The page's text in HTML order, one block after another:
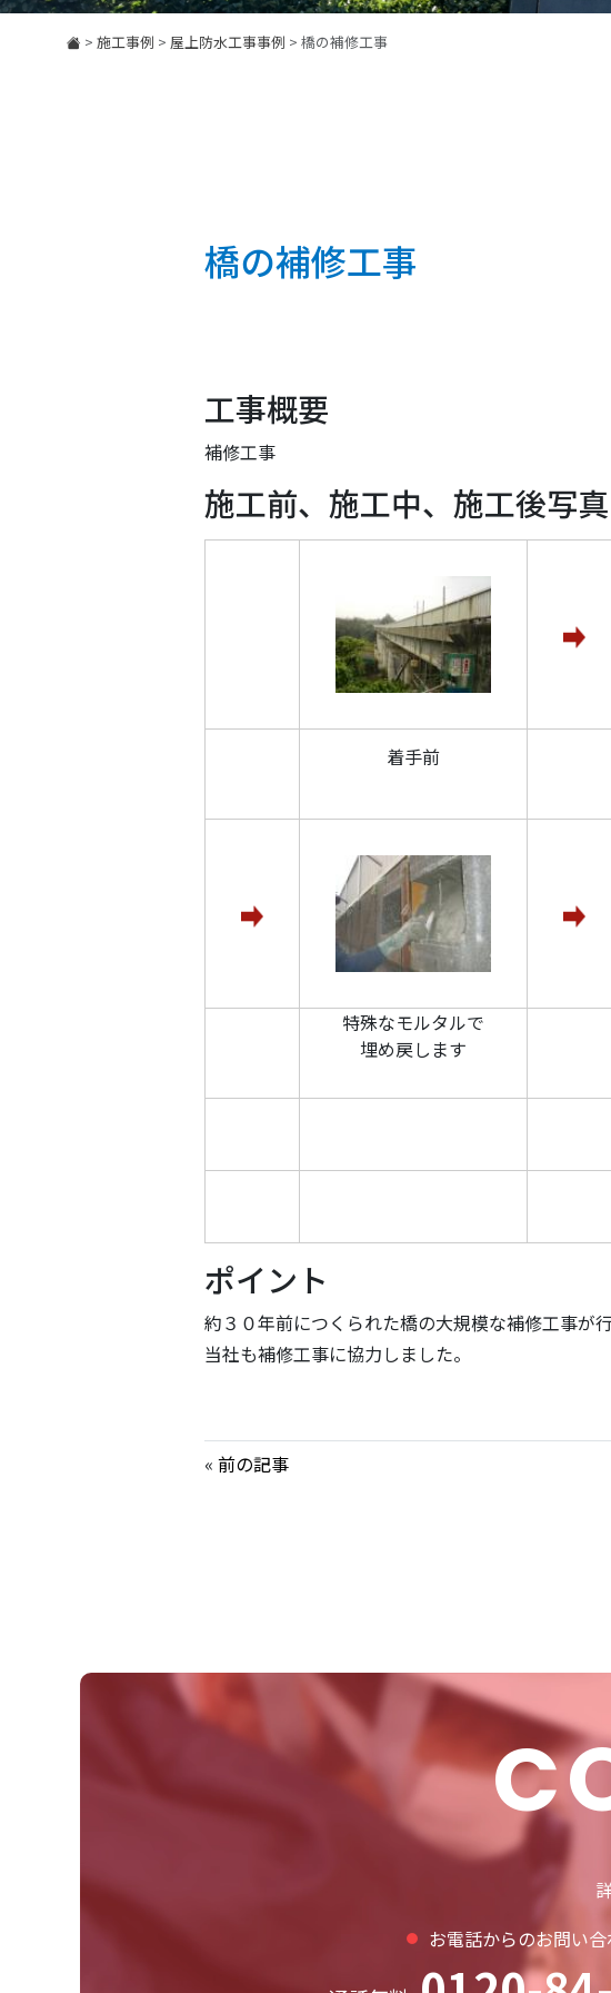
> 施工事例 > 屋上防水工事事例 > 橋の補修工事
橋の補修工事
工事概要
補修工事
施工前、施工中、施工後写真
着手前
特殊なモルタルで
埋め戻します
ポイント
約３０年前につくられた橋の大規模な補修工事が
当社も補修工事に協力しました。
« 前の記事
お電話からのお問い合